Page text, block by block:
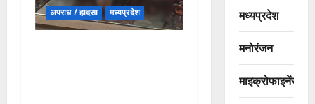
अपराध / हादसा मध्यप्रदेश
मध्यप्रदेश
मनोरंजन
माइक्रोफाइनेंस